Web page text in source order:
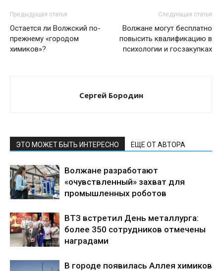
Предыдущая статья
Остается ли Волжский по-
прежнему «городом
химиков»?
Следующая статья
Волжане могут бесплатно
повысить квалификацию в
психологии и госзакупках
Сергей Бородин
ЭТО МОЖЕТ БЫТЬ ИНТЕРЕСНО ЕЩЕ ОТ АВТОРА
Волжане разработают
«очувствленный» захват для
промышленных роботов
ВТЗ встретил День металлурга:
более 350 сотрудников отмечены
наградами
В городе появилась Аллея химиков